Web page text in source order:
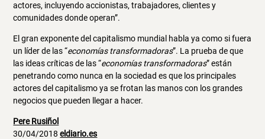
actores, incluyendo accionistas, trabajadores, clientes y
comunidades donde operan”.
El gran exponente del capitalismo mundial habla ya como si fuera
un líder de las “economías transformadoras”. La prueba de que
las ideas críticas de las “economías transformadoras” están
penetrando como nunca en la sociedad es que los principales
actores del capitalismo ya se frotan las manos con los grandes
negocios que pueden llegar a hacer.
Pere Rusiñol
30/04/2018eldiario.es